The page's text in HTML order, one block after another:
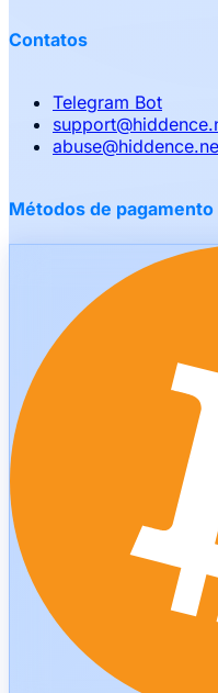
Contatos
Telegram Bot
support@
abuse@
Métodos de pagamento